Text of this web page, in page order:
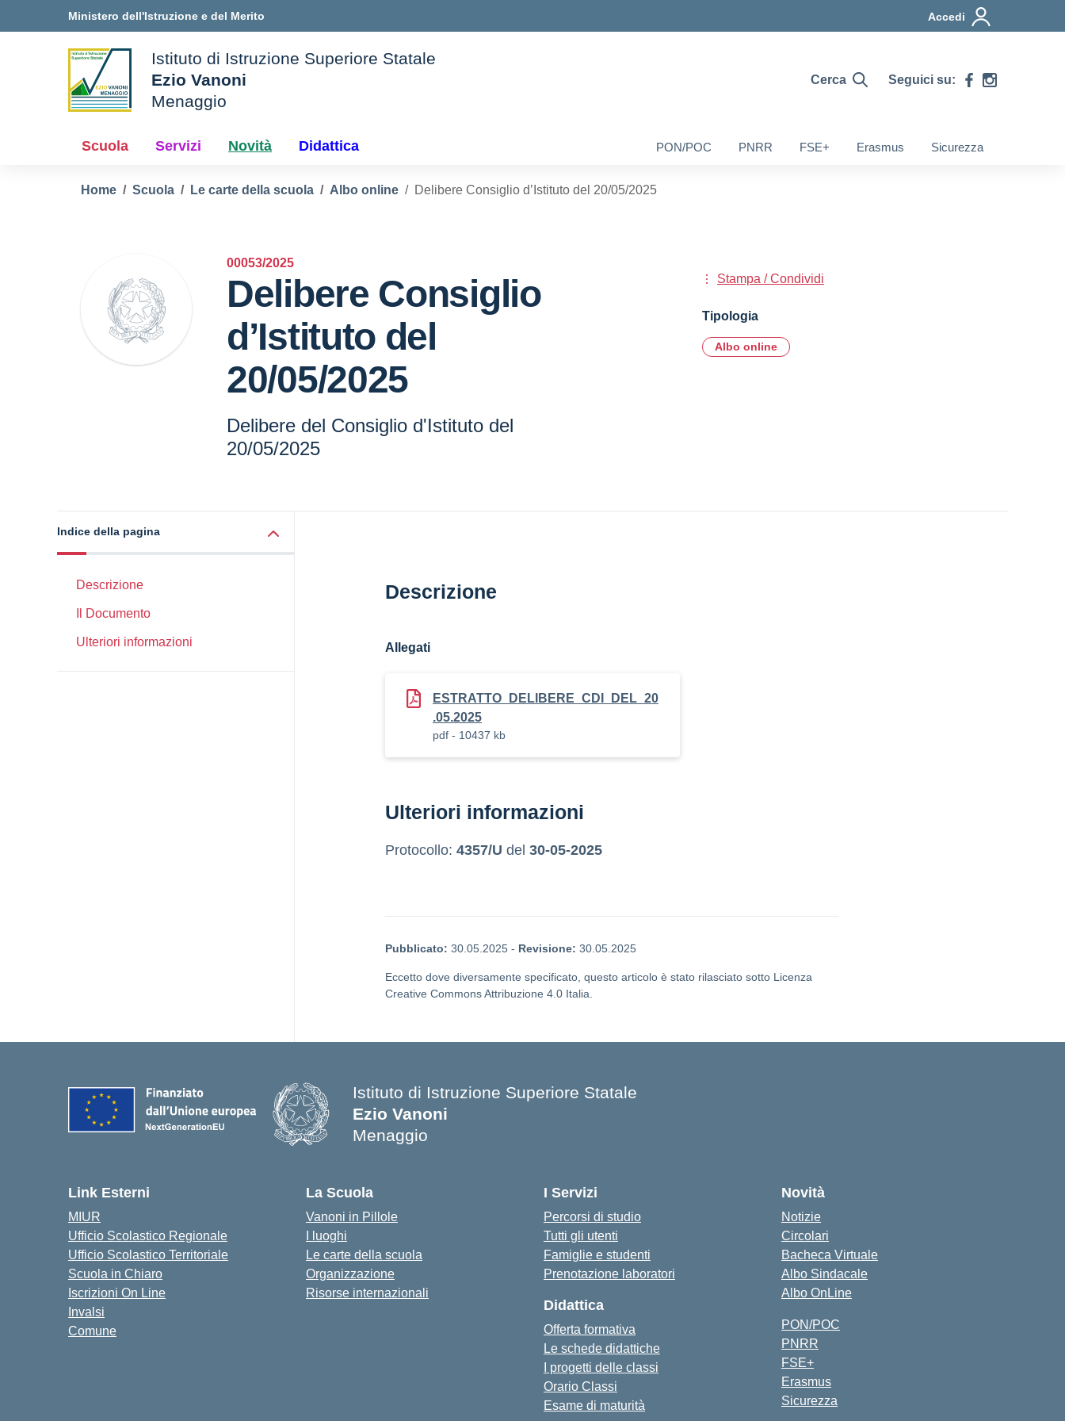
Ministero dell'Istruzione e del Merito Accedi
della scuola
Istituto di Istruzione Superiore Statale
Ezio Vanoni
Menaggio
Cerca Seguici su:
Scuola Servizi Novità Didattica PON/POC PNRR FSE+ Erasmus Sicurezza
Home Scuola Le carte della scuola Albo online Delibere Consiglio d’Istituto del 20/05/2025
00053/2025
Delibere Consiglio
d’Istituto del
20/05/2025
Delibere del Consiglio d'Istituto del
20/05/2025
Stampa / Condividi
Tipologia
Albo online
Indice della pagina
Descrizione
Il Documento
Ulteriori informazioni
Descrizione
Allegati
ESTRATTO_DELIBERE_CDI_DEL_20
.05.2025
pdf - 10437 kb
Ulteriori informazioni
Protocollo: 4357/U del 30-05-2025
Pubblicato: 30.05.2025 - Revisione: 30.05.2025
Eccetto dove diversamente specificato, questo articolo è stato rilasciato sotto Licenza
Creative Commons Attribuzione 4.0 Italia.
Istituto di Istruzione Superiore Statale
Ezio Vanoni
Menaggio
Link Esterni
MIUR
Ufficio Scolastico Regionale
Ufficio Scolastico Territoriale
Scuola in Chiaro
Iscrizioni On Line
Invalsi
Comune
La Scuola
Vanoni in Pillole
I luoghi
Le carte della scuola
Organizzazione
Risorse internazionali
I Servizi
Percorsi di studio
Tutti gli utenti
Famiglie e studenti
Prenotazione laboratori
Didattica
Offerta formativa
Le schede didattiche
I progetti delle classi
Orario Classi
Esame di maturità
Novità
Notizie
Circolari
Bacheca Virtuale
Albo Sindacale
Albo OnLine
PON/POC
PNRR
FSE+
Erasmus
Sicurezza